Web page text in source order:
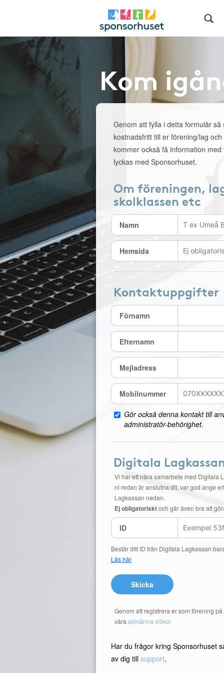
Kom
Genom att fylla i detta formulär så
kostnadsfritt till er förening/lag
kommer också få information
lyckas med Sponsorhuset.
Om föreningen,
skolklassen etc
Namn
Hemsida
Kontaktuppgifter
Förnamn
Efternamn
Mejladress
Mobilnummer
Gör också denna kontakt till
administratör-behörighet.
Digitala
Vi har ett nära samarbete med Digitala
ni redan är anslutna dit, var god ange
Lagkassan nedan.
Ej obligatorisktoch går även bra att
ID
Består ditt ID från Digitala Lagkassan
Läs här
Skicka
Genom att registrera er som förening
våra allmänna villkor
Har du frågor kring Sponsorhuset
av dig till support.